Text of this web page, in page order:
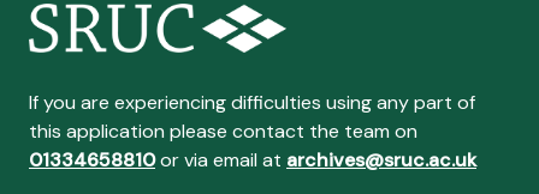
If you are experiencing difficulties using any part of
this application please contact the team on
01334658810or via email at archives@sruc.ac.uk